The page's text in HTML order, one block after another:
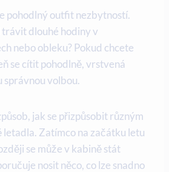
pohodlný outfit nezbytností.
dlouhé hodiny v
nebo obleku? Pokud chcete
se cítit pohodlně, vrstvená
správnou volbou.
jak se přizpůsobit různým
letadla. Zatímco na začátku letu
se může v kabině stát
nosit něco, co lze snadno